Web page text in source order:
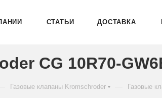
СТАТЬИ ДОСТАВКА
CG 10R70-
Газовые клапаны Kromschroder Газовые